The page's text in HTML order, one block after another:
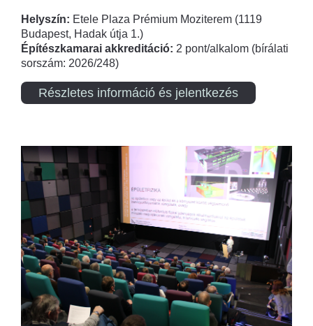
Helyszín: Etele Plaza Prémium Moziterem (1119
Budapest, Hadak útja 1.)
Építészkamarai akkreditáció: 2 pont/alkalom (bírálati
sorszám: 2026/248)
Részletes információ és jelentkezés